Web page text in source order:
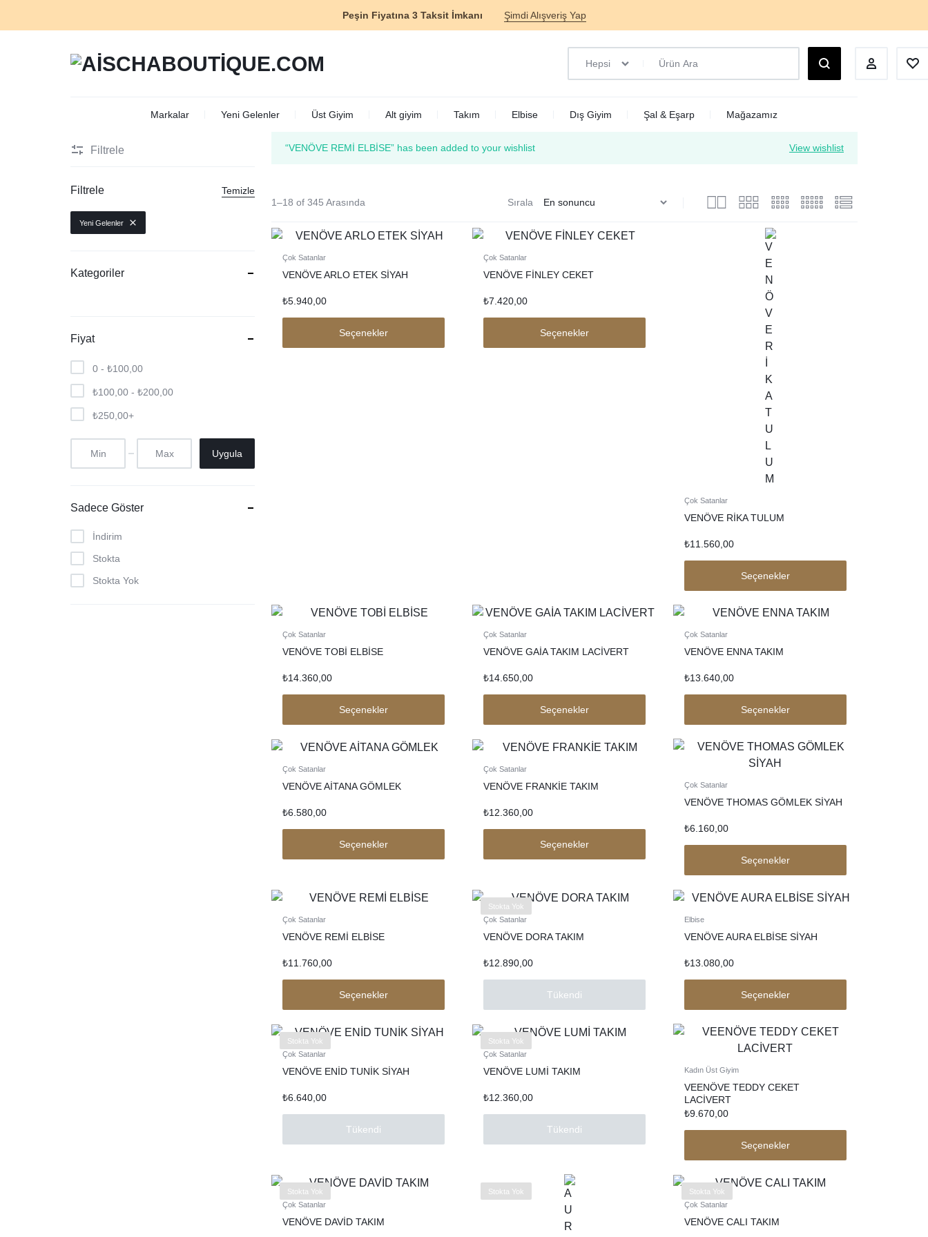
Peşin Fiyatına 3 Taksit İmkanı Şimdi Alışveriş Yap
Hepsi
Markalar Yeni Gelenler Üst Giyim Alt giyim Takım Elbise Dış Giyim Şal & Eşarp Mağazamız
View wishlist
“VENÖVE REMİ ELBİSE” has been added to your wishlist
1–18 of 345 Arasında Sırala
Çok Satanlar
VENÖVE ARLO ETEK SİYAH
₺5.940,00
Seçenekler
Çok Satanlar
VENÖVE FİNLEY CEKET
₺7.420,00
Seçenekler
Çok Satanlar
VENÖVE RİKA TULUM
₺11.560,00
Seçenekler
Çok Satanlar
VENÖVE TOBİ ELBİSE
₺14.360,00
Seçenekler
Çok Satanlar
VENÖVE GAİA TAKIM LACİVERT
₺14.650,00
Seçenekler
Çok Satanlar
VENÖVE ENNA TAKIM
₺13.640,00
Seçenekler
Çok Satanlar
VENÖVE AİTANA GÖMLEK
₺6.580,00
Seçenekler
Çok Satanlar
VENÖVE FRANKİE TAKIM
₺12.360,00
Seçenekler
Çok Satanlar
VENÖVE THOMAS GÖMLEK SİYAH
₺6.160,00
Seçenekler
Çok Satanlar
VENÖVE REMİ ELBİSE
₺11.760,00
Seçenekler
Stokta Yok
Çok Satanlar
VENÖVE DORA TAKIM
₺12.890,00
Tükendi
Elbise
VENÖVE AURA ELBİSE SİYAH
₺13.080,00
Seçenekler
Stokta Yok
Çok Satanlar
VENÖVE ENİD TUNİK SİYAH
₺6.640,00
Tükendi
Stokta Yok
Çok Satanlar
VENÖVE LUMİ TAKIM
₺12.360,00
Tükendi
Kadın Üst Giyim
VEENÖVE TEDDY CEKET
LACİVERT
₺9.670,00
Seçenekler
Stokta Yok
Çok Satanlar
VENÖVE DAVİD TAKIM
Stokta Yok
Stokta Yok
Çok Satanlar
VENÖVE CALI TAKIM
Filtrele
Filtrele Temizle
Yeni Gelenler
Kategoriler
Fiyat
0 - ₺100,00
₺100,00 - ₺200,00
₺250,00+
Uygula
Sadece Göster
İndirim
Stokta
Stokta Yok